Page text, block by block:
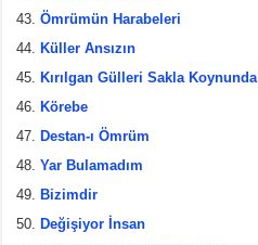
Ömrümün Harabeleri
Küller Ansızın
Kırılgan Gülleri Sakla Koynunda
Körebe
Destan-ı Ömrüm
Yar Bulamadım
Bizimdir
Değişiyor İnsan